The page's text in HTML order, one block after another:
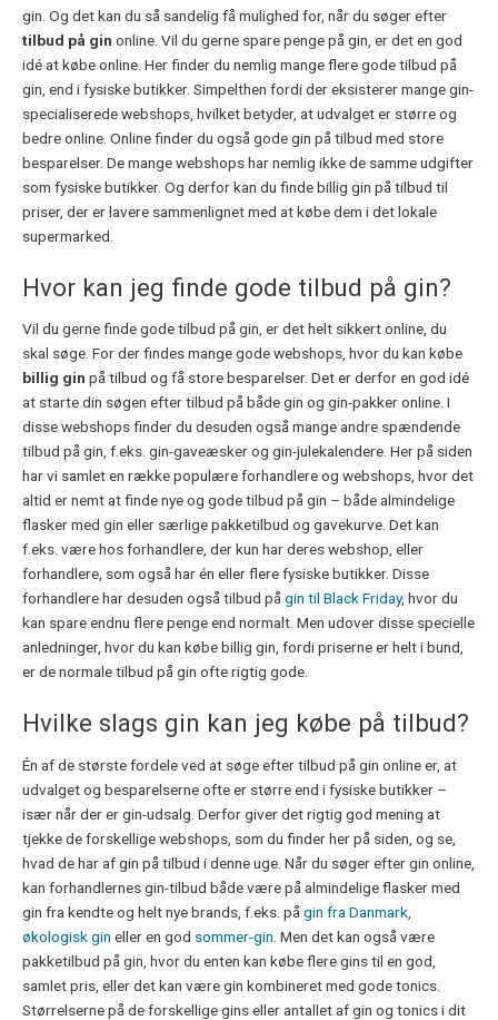
gin. Og det kan du så sandelig få mulighed for, når du søger efter
tilbud på gin online. Vil du gerne spare penge på gin, er det en god
idé at købe online. Her finder du nemlig mange flere gode tilbud på
gin, end i fysiske butikker. Simpelthen fordi der eksisterer mange gin-
specialiserede webshops, hvilket betyder, at udvalget er større og
bedre online. Online finder du også gode gin på tilbud med store
besparelser. De mange webshops har nemlig ikke de samme udgifter
som fysiske butikker. Og derfor kan du finde billig gin på tilbud til
priser, der er lavere sammenlignet med at købe dem i det lokale
supermarked.
Hvor kan jeg finde gode tilbud på gin?
Vil du gerne finde gode tilbud på gin, er det helt sikkert online, du
skal søge. For der findes mange gode webshops, hvor du kan købe
billig gin på tilbud og få store besparelser. Det er derfor en god idé
at starte din søgen efter tilbud på både gin og gin-pakker online. I
disse webshops finder du desuden også mange andre spændende
tilbud på gin, f.eks. gin-gaveæsker og gin-julekalendere. Her på siden
har vi samlet en række populære forhandlere og webshops, hvor det
altid er nemt at finde nye og gode tilbud på gin – både almindelige
flasker med gin eller særlige pakketilbud og gavekurve. Det kan
f.eks. være hos forhandlere, der kun har deres webshop, eller
forhandlere, som også har én eller flere fysiske butikker. Disse
forhandlere har desuden også tilbud pågin til Black Friday, hvor du
kan spare endnu flere penge end normalt. Men udover disse specielle
anledninger, hvor du kan købe billig gin, fordi priserne er helt i bund,
er de normale tilbud på gin ofte rigtig gode.
Hvilke slags gin kan jeg købe på tilbud?
Én af de største fordele ved at søge efter tilbud på gin online er, at
udvalget og besparelserne ofte er større end i fysiske butikker –
især når der er gin-udsalg. Derfor giver det rigtig god mening at
tjekke de forskellige webshops, som du finder her på siden, og se,
hvad de har af gin på tilbud i denne uge. Når du søger efter gin online,
kan forhandlernes gin-tilbud både være på almindelige flasker med
gin fra kendte og helt nye brands, f.eks. på gin fra Danmark
økologisk gin eller en god sommer-gin . Men det kan også være
pakketilbud på gin, hvor du enten kan købe flere gins til en god,
samlet pris, eller det kan være gin kombineret med gode tonics.
Størrelserne på de forskellige gins eller antallet af gin og tonics i dit